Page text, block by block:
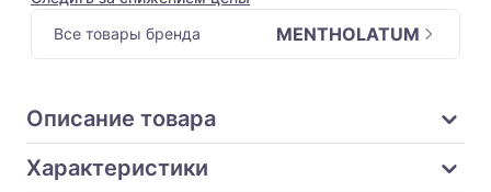
Все товары бренда
MENTHOLATUM
Описание товара
Характеристики